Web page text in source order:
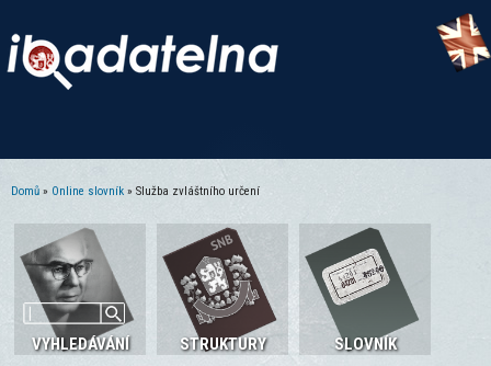
Domů » Online slovník » Služba zvláštního určení
VYHLEDÁVÁNÍ STRUKTURY SLOVNÍK